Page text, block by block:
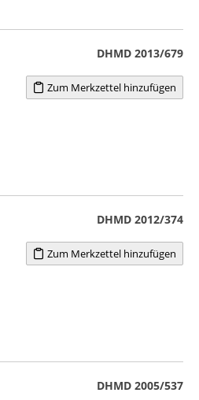
DHMD 2013/679
Zum Merkzettel hinzufügen
DHMD 2012/374
Zum Merkzettel hinzufügen
DHMD 2005/537